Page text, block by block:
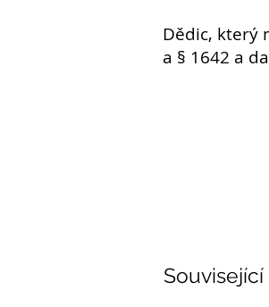
Dědic, který
a § 1642 a